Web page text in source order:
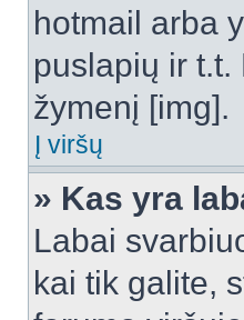
hotmail arba
puslapių ir
žymenį [img].
Į viršų
» Kas yra
Labai
kai tik galite,